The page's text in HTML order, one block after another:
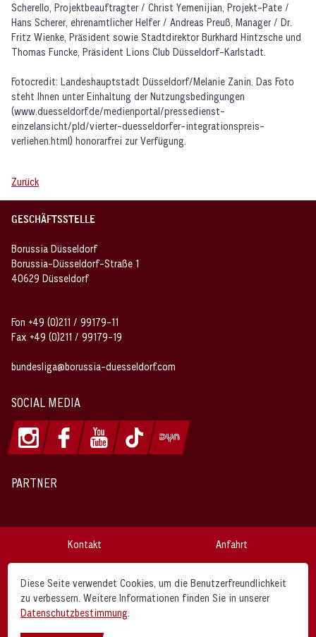
Scherello, Projektbeauftragter / Christ Yemenijian, Projekt-Pate /
Hans Scherer, ehrenamtlicher Helfer / Andreas Preuß, Manager / Dr.
Fritz Wienke, Präsident sowie Stadtdirektor Burkhard Hintzsche und
Thomas Funcke, Präsident Lions Club Düsseldorf-Karlstadt.
Fotocredit: Landeshauptstadt Düsseldorf/Melanie Zanin. Das Foto
steht Ihnen unter Einhaltung der Nutzungsbedingungen
(www.duesseldorf.de/medienportal/pressedienst-
einzelansicht/pld/vierter-duesseldorfer-integrationspreis-
verliehen.html) honorarfrei zur Verfügung.
Zurück
GESCHÄFTSSTELLE
Borussia Düsseldorf
Borussia-Düsseldorf-Straße 1
40629 Düsseldorf
Fon +49 (0)211 / 99179-11
Fax +49 (0)211 / 99179-19
bundesliga@borussia-duesseldorf.com
SOCIAL MEDIA
PARTNER
Kontakt Anfahrt
AGB Disclaimer
Diese Seite verwendet Cookies, um die Benutzerfreundlichkeit
zu verbessern. Weitere Informationen finden Sie in unserer
Datenschutzbestimmung.